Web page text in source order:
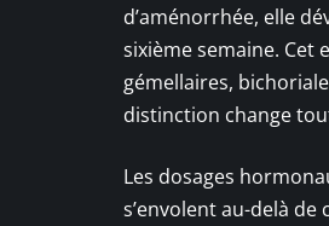
d’aménorrhée, elle
sixième semaine. Cet
gémellaires,
distinction change
Les dosages
s’envolent au-delà